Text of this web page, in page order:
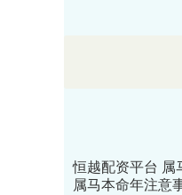
恒越配资平台 属
属马本命年注意